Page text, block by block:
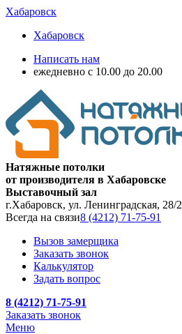
Хабаровск
Хабаровск
Написать нам
ежедневно с 10.00 до 20.00
Натяжные потолки
от производителя в Хабаровске
Выставочный зал
г.Хабаровск, ул. Ленинградская, 28/2
Всегда на связи8 (4212) 71-75-91
Вызов замерщика
Заказать звонок
Калькулятор
Задать вопрос
8 (4212) 71-75-91
Заказать звонок
Меню